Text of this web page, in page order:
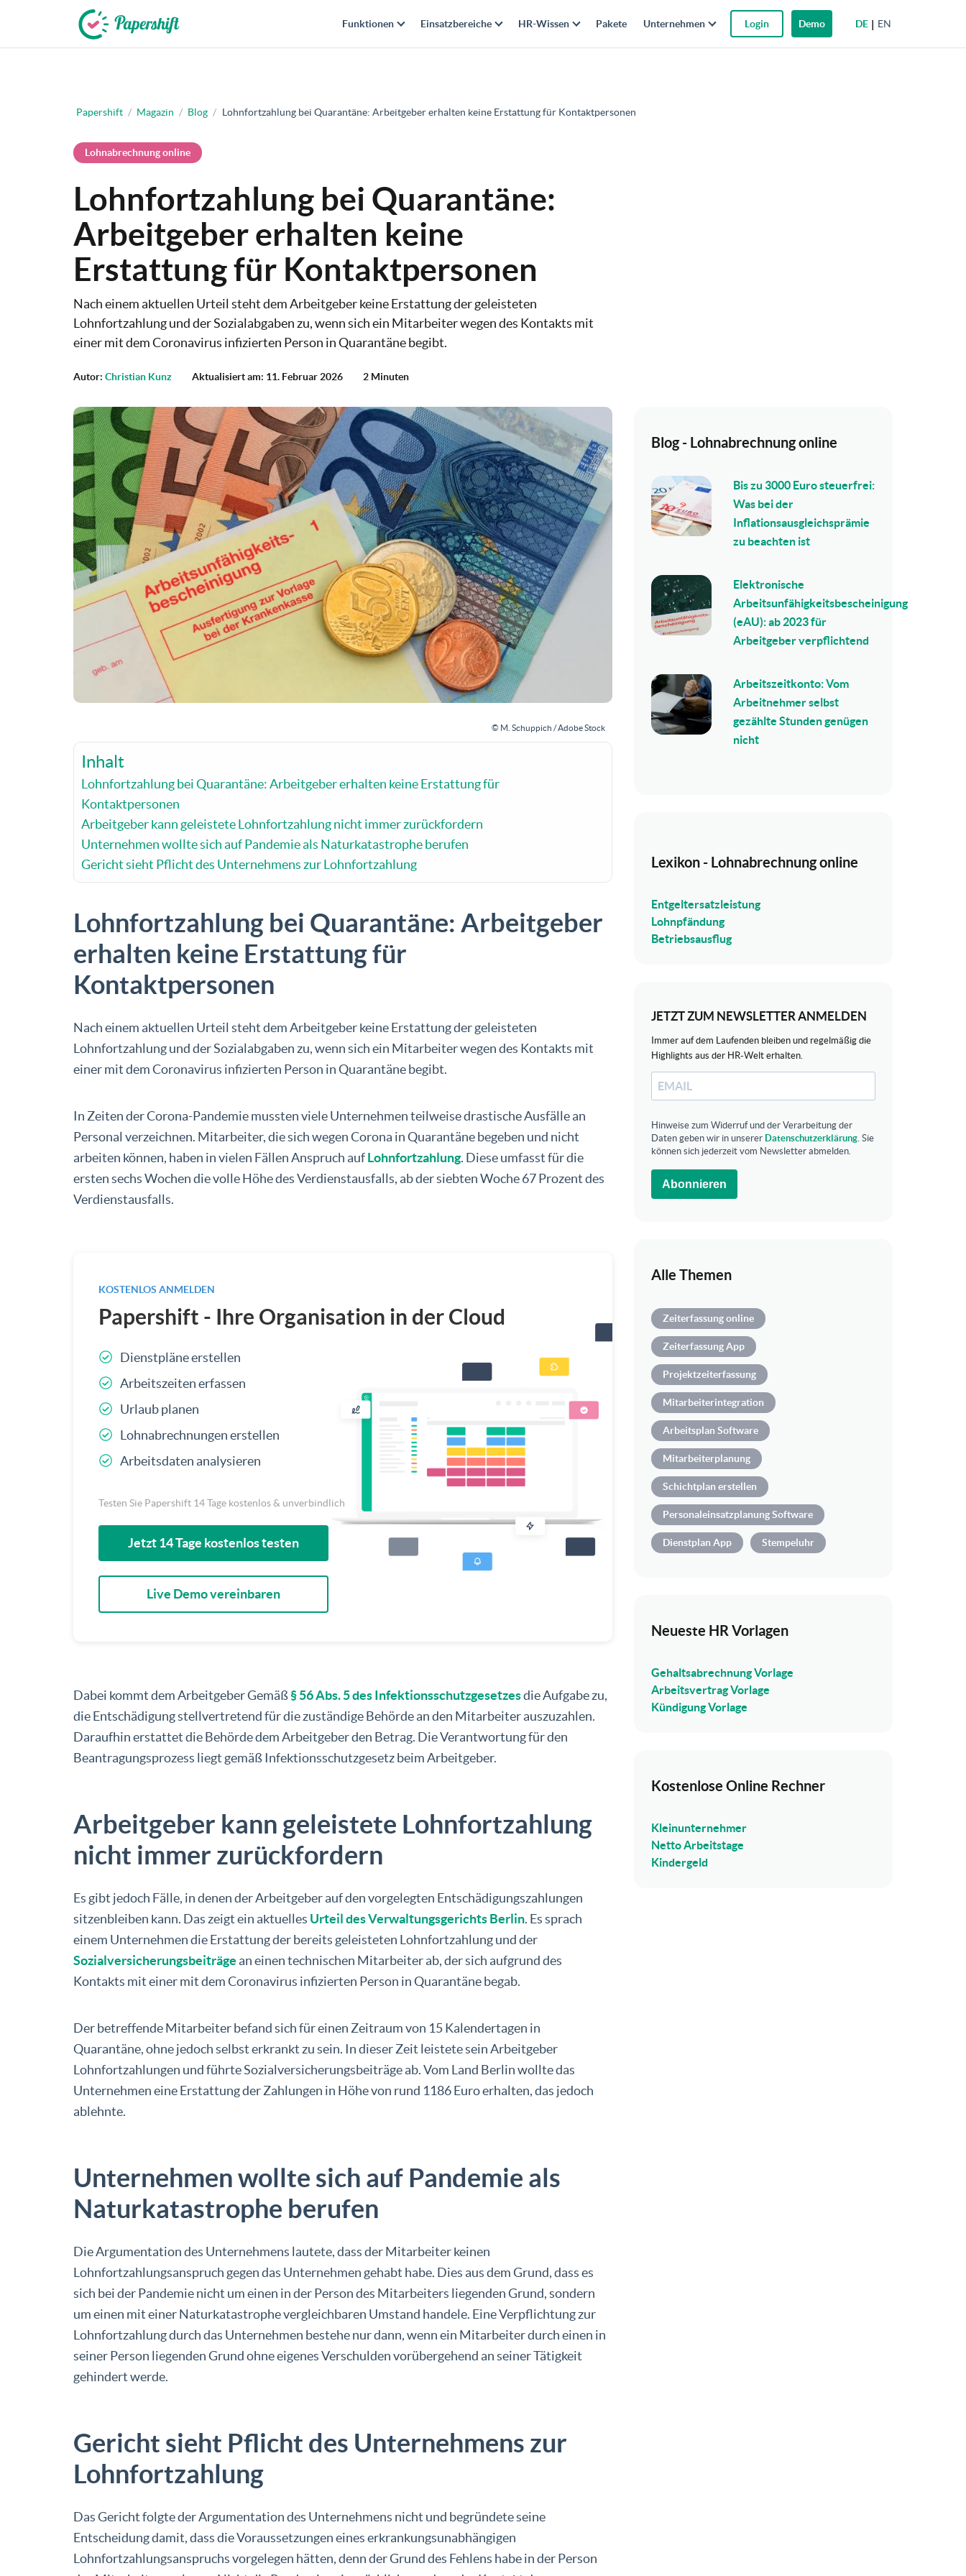
DE EN
Funktionen Einsatzbereiche HR-Wissen Pakete Unternehmen Login Demo
Papershift / Magazin / Blog / Lohnfortzahlung bei Quarantäne: Arbeitgeber erhalten keine Erstattung für Kontaktpersonen
Lohnabrechnung online
Lohnfortzahlung bei Quarantäne:
Arbeitgeber erhalten keine
Erstattung für Kontaktpersonen
Nach einem aktuellen Urteil steht dem Arbeitgeber keine Erstattung der geleisteten
Lohnfortzahlung und der Sozialabgaben zu, wenn sich ein Mitarbeiter wegen des Kontakts mit
einer mit dem Coronavirus infizierten Person in Quarantäne begibt.
Autor: Christian Kunz Aktualisiert am: 11. Februar 2026 2 Minuten
© M. Schuppich / Adobe Stock
Inhalt
Lohnfortzahlung bei Quarantäne: Arbeitgeber erhalten keine Erstattung für
Kontaktpersonen
Arbeitgeber kann geleistete Lohnfortzahlung nicht immer zurückfordern
Unternehmen wollte sich auf Pandemie als Naturkatastrophe berufen
Gericht sieht Pflicht des Unternehmens zur Lohnfortzahlung
Lohnfortzahlung bei Quarantäne: Arbeitgeber
erhalten keine Erstattung für
Kontaktpersonen
Nach einem aktuellen Urteil steht dem Arbeitgeber keine Erstattung der geleisteten
Lohnfortzahlung und der Sozialabgaben zu, wenn sich ein Mitarbeiter wegen des Kontakts mit
einer mit dem Coronavirus infizierten Person in Quarantäne begibt.
In Zeiten der Corona-Pandemie mussten viele Unternehmen teilweise drastische Ausfälle an
Personal verzeichnen. Mitarbeiter, die sich wegen Corona in Quarantäne begeben und nicht
arbeiten können, haben in vielen Fällen Anspruch aufLohnfortzahlung. Diese umfasst für die
ersten sechs Wochen die volle Höhe des Verdienstausfalls, ab der siebten Woche 67 Prozent des
Verdienstausfalls.
KOSTENLOS ANMELDEN
Papershift - Ihre Organisation in der Cloud
Dienstpläne erstellen
Arbeitszeiten erfassen
Urlaub planen
Lohnabrechnungen erstellen
Arbeitsdaten analysieren
Testen Sie Papershift 14 Tage kostenlos & unverbindlich
Jetzt 14 Tage kostenlos testen
Live Demo vereinbaren
Dabei kommt dem Arbeitgeber Gemäß§ 56 Abs. 5 des Infektionsschutzgesetzesdie Aufgabe zu,
die Entschädigung stellvertretend für die zuständige Behörde an den Mitarbeiter auszuzahlen.
Daraufhin erstattet die Behörde dem Arbeitgeber den Betrag. Die Verantwortung für den
Beantragungsprozess liegt gemäß Infektionsschutzgesetz beim Arbeitgeber.
Arbeitgeber kann geleistete Lohnfortzahlung
nicht immer zurückfordern
Es gibt jedoch Fälle, in denen der Arbeitgeber auf den vorgelegten Entschädigungszahlungen
sitzenbleiben kann. Das zeigt ein aktuelles Urteil des Verwaltungsgerichts Berlin. Es sprach
einem Unternehmen die Erstattung der bereits geleisteten Lohnfortzahlung und der
Sozialversicherungsbeiträgean einen technischen Mitarbeiter ab, der sich aufgrund des
Kontakts mit einer mit dem Coronavirus infizierten Person in Quarantäne begab.
Der betreffende Mitarbeiter befand sich für einen Zeitraum von 15 Kalendertagen in
Quarantäne, ohne jedoch selbst erkrankt zu sein. In dieser Zeit leistete sein Arbeitgeber
Lohnfortzahlungen und führte Sozialversicherungsbeiträge ab. Vom Land Berlin wollte das
Unternehmen eine Erstattung der Zahlungen in Höhe von rund 1186 Euro erhalten, das jedoch
ablehnte.
Unternehmen wollte sich auf Pandemie als
Naturkatastrophe berufen
Die Argumentation des Unternehmens lautete, dass der Mitarbeiter keinen
Lohnfortzahlungsanspruch gegen das Unternehmen gehabt habe. Dies aus dem Grund, dass es
sich bei der Pandemie nicht um einen in der Person des Mitarbeiters liegenden Grund, sondern
um einen mit einer Naturkatastrophe vergleichbaren Umstand handele. Eine Verpflichtung zur
Lohnfortzahlung durch das Unternehmen bestehe nur dann, wenn ein Mitarbeiter durch einen in
seiner Person liegenden Grund ohne eigenes Verschulden vorübergehend an seiner Tätigkeit
gehindert werde.
Gericht sieht Pflicht des Unternehmens zur
Lohnfortzahlung
Das Gericht folgte der Argumentation des Unternehmens nicht und begründete seine
Entscheidung damit, dass die Voraussetzungen eines erkrankungsunabhängigen
Lohnfortzahlungsanspruchs vorgelegen hätten, denn der Grund des Fehlens habe in der Person
Blog - Lohnabrechnung online
Bis zu 3000 Euro steuerfrei:
Was bei der
Inflationsausgleichsprämie
zu beachten ist
Elektronische
Arbeitsunfähigkeitsbescheinigung
(eAU): ab 2023 für
Arbeitgeber verpflichtend
Arbeitszeitkonto: Vom
Arbeitnehmer selbst
gezählte Stunden genügen
nicht
Lexikon - Lohnabrechnung online
Entgeltersatzleistung
Lohnpfändung
Betriebsausflug
JETZT ZUM NEWSLETTER ANMELDEN
Immer auf dem Laufenden bleiben und regelmäßig die
Highlights aus der HR-Welt erhalten.
Hinweise zum Widerruf und der Verarbeitung der
Daten geben wir in unserer Datenschutzerklärung. Sie
können sich jederzeit vom Newsletter abmelden.
Abonnieren
Alle Themen
Zeiterfassung online
Zeiterfassung App
Projektzeiterfassung
Mitarbeiterintegration
Arbeitsplan Software
Mitarbeiterplanung
Schichtplan erstellen
Personaleinsatzplanung Software
Dienstplan App Stempeluhr
Neueste HR Vorlagen
Gehaltsabrechnung Vorlage
Arbeitsvertrag Vorlage
Kündigung Vorlage
Kostenlose Online Rechner
Kleinunternehmer
Netto Arbeitstage
Kindergeld